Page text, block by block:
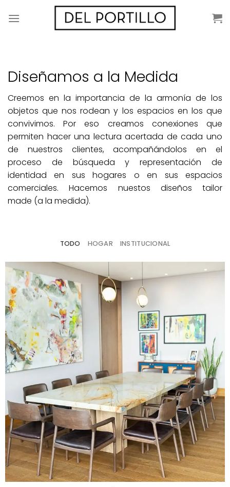
Diseñamos a la Medida
Creemos en la importancia de la armonía de los
objetos que nos rodean y los espacios en los que
convivimos. Por eso creamos conexiones que
permiten hacer una lectura acertada de cada uno
de nuestros clientes, acompañándolos en el
proceso de búsqueda y representación de
identidad en sus hogares o en sus espacios
comerciales. Hacemos nuestos diseños tailor
made (a la medida).
TODO HOGAR INSTITUCIONAL